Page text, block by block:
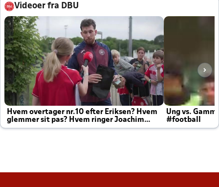
Videoer fra DBU
Hvem overtager nr.10 efter Eriksen? Hvem
glemmer sit pas? Hvem ringer Joachim
altid til efter kampe?
Ung vs.
#football